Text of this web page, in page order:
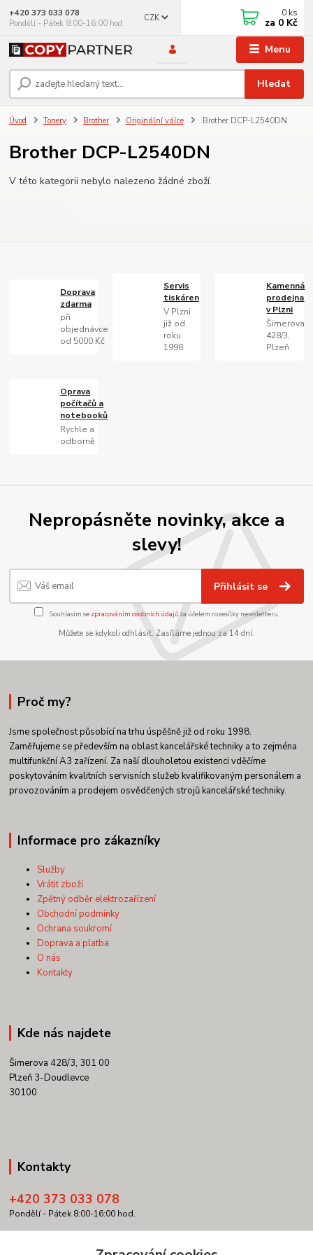
Menu
CZK
Hledat
+420 373 033 078
Pondělí - Pátek 8:00-16:00 hod.
0 ks
za 0 Kč
Úvod Tonery Brother Originální válce Brother DCP-L2540DN
Brother DCP-L2540DN
V této kategorii nebylo nalezeno žádné zboží.
Doprava
zdarma
při
objednávce
od 5000 Kč
Servis
tiskáren
V Plzni
již od
roku
1998
Kamenná
prodejna
v Plzni
Šimerova
428/3,
Plzeň
Oprava
počítačů a
notebooků
Rychle a
odborně
Nepropásněte novinky, akce a
slevy!
Přihlásit se
Souhlasím se zpracováním osobních údajůza účelem rozesílky newsletteru.
Můžete se kdykoli odhlásit. Zasíláme jednou za 14 dní.
Proč my?
Jsme společnost působící na trhu úspěšně již od roku 1998.
Zaměřujeme se především na oblast kancelářské techniky a to zejména
multifunkční A3 zařízení. Za naší dlouholetou existenci vděčíme
poskytováním kvalitních servisních služeb kvalifikovaným personálem a
provozováním a prodejem osvědčených strojů kancelářské techniky.
Informace pro zákazníky
Služby
Vrátit zboží
Zpětný odběr elektrozařízení
Obchodní podmínky
Ochrana soukromí
Doprava a platba
O nás
Kontakty
Kde nás najdete
Šimerova 428/3, 301 00
Plzeň 3-Doudlevce
30100
Kontakty
+420 373 033 078
Pondělí - Pátek 8:00-16:00 hod.